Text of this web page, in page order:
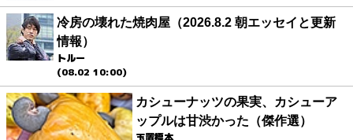
冷房の壊れた焼肉屋（2026.8.2 朝エッセイと更新
情報）
トルー
(08.02 10:00)
カシューナッツの果実、カシューア
ップルは甘渋かった（傑作選）
玉置標本